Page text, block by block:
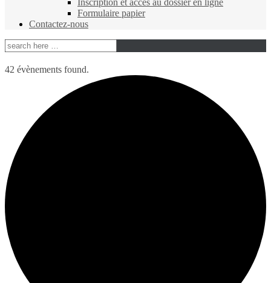
Inscription et accès au dossier en ligne
Formulaire papier
Contactez-nous
42 évènements found.